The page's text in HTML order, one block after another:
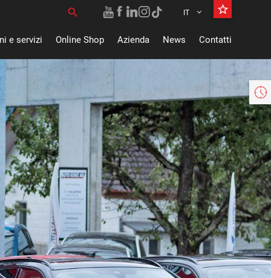
Ricerca per:
search IT star_border
e servizi Online Shop Azienda News Contatti